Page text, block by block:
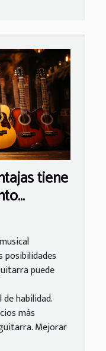
tiene
puede
habilidad.
más
Mejorar